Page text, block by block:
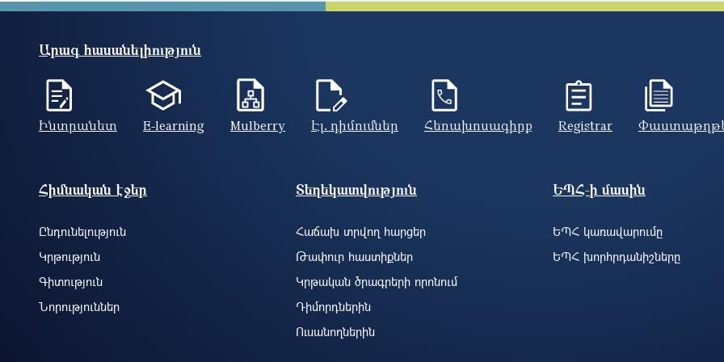
Արագ հասանելիություն
Ինտրանետ E-learning Mulberry Էլ. դիմումներ Հեռախոսագիրք Registrar
Footer site information
Հիմնական էջեր
Ընդունելություն
Կրթություն
Գիտություն
Նորություններ
Տեղեկատվություն
Հաճախ տրվող հարցեր
Թափուր հաստիքներ
Կրթական ծրագրերի որոնում
Դիմորդներին
Ուսանողներին
ԵՊՀ-ի մասին
ԵՊՀ կառավարումը
ԵՊՀ խորհրդանիշները